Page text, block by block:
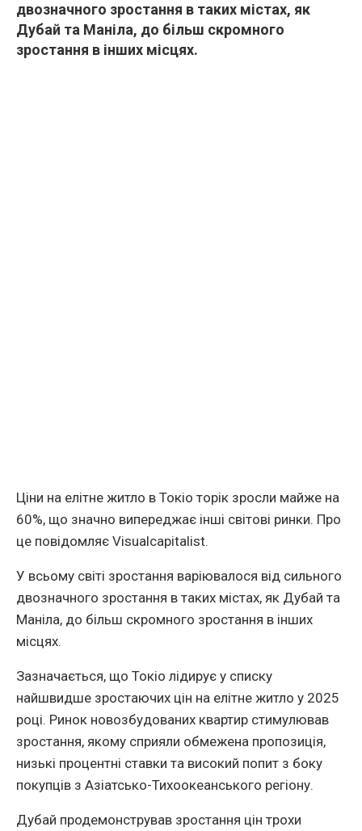
двозначного зростання в таких містах, як
Дубай та Маніла, до більш скромного
зростання в інших місцях.
Ціни на елітне житло в Токіо торік зросли майже на
60%, що значно випереджає інші світові ринки. Про
це повідомляє Visualcapitalist.
У всьому світі зростання варіювалося від сильного
двозначного зростання в таких містах, як Дубай та
Маніла, до більш скромного зростання в інших
місцях.
Зазначається, що Токіо лідирує у списку
найшвидше зростаючих цін на елітне житло у 2025
році. Ринок новозбудованих квартир стимулював
зростання, якому сприяли обмежена пропозиція,
низькі процентні ставки та високий попит з боку
покупців з Азіатсько-Тихоокеанського регіону.
Дубай продемонстрував зростання цін трохи